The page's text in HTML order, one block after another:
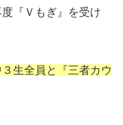
『Ｖもぎ』を受け
生全員と『三者カウ